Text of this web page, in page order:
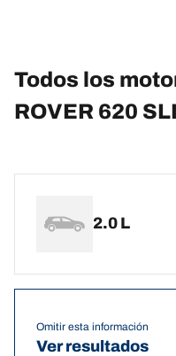
Todos los
ROVER 620
2.0 L
Omitir esta información
Ver resultados